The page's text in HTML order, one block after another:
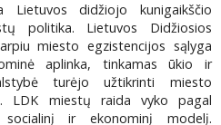
Lietuvos didžiojo kunigaikščio
politika. Lietuvos Didžiosios
miesto egzistencijos sąlyga
aplinka, tinkamas ūkio ir
turėjo užtikrinti miesto
LDK miestų raida vyko pagal
ir ekonominį modelį.